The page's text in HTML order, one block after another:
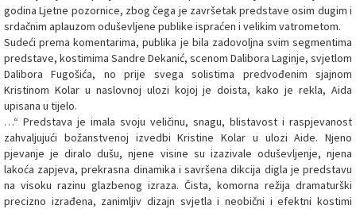
godina Ljetne pozornice, zbog čega je završetak predstave osim dugim i
srdačnim aplauzom oduševljene publike ispraćen i velikim vatrometom.
Sudeći prema komentarima, publika je bila zadovoljna svim segmentima
predstave, kostimima Sandre Dekanić, scenom Dalibora Laginje, svjetlom
Dalibora Fugošića, no prije svega solistima predvođenim sjajnom
Kristinom Kolar u naslovnoj ulozi kojoj je doista, kako je rekla, Aida
upisana u tijelo.
…“ Predstava je imala svoju veličinu, snagu, blistavost i raspjevanost
zahvaljujući božanstvenoj izvedbi Kristine Kolar u ulozi Aide. Njeno
pjevanje je diralo dušu, njene visine su izazivale oduševljenje, njena
lakoća zapjeva, prekrasna dinamika i savršena dikcija digla je predstavu
na visoku razinu glazbenog izraza. Čista, komorna režija dramaturški
precizno izrađena, zanimljiv dizajn svjetla i neobični i efektni kostimi